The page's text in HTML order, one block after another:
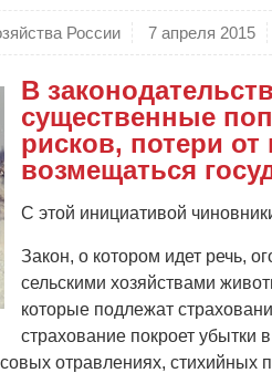
России 7 апреля 2015
В
существенные
рисков, потери от
возмещаться
С этой инициативой
Закон, о котором идет речь,
сельскими хозяйствами
которые подлежат
страхование покроет убытки
отравлениях, стихийных